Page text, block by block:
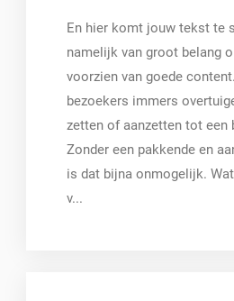
En hier komt jouw tekst te
namelijk van groot belang
voorzien van goede
bezoekers immers
zetten of aanzetten tot een
Zonder een pakkende en
is dat bijna onmogelijk.
v...